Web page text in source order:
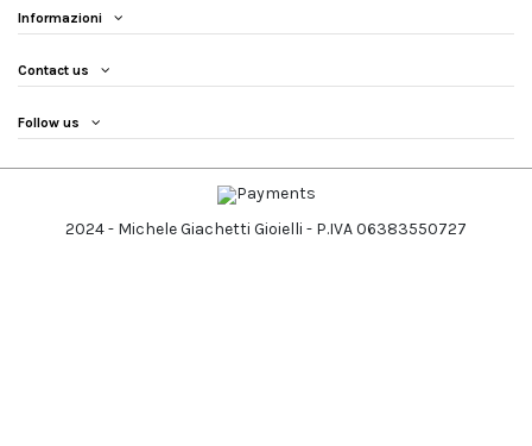
Informazioni
Contact us
Follow us
2024 - Michele Giachetti Gioielli - P.IVA 06383550727